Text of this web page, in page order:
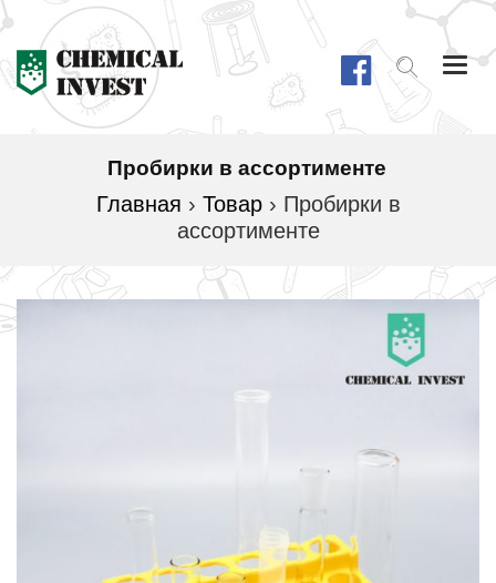
Пробирки в ассортименте
Главная › Товар › Пробирки в
ассортименте